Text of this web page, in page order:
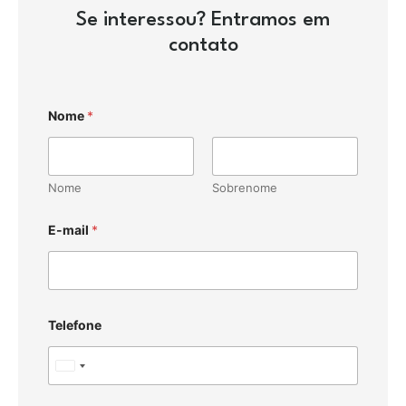
Se interessou? Entramos em
contato
Nome *
Nome Sobrenome
E-mail *
Telefone